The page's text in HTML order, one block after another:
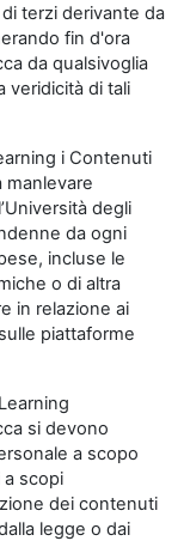
terzi derivante da
fin d'ora
da qualsivoglia
veridicità di tali
i Contenuti
manlevare
degli
da ogni
incluse le
o di altra
in relazione ai
piattaforme
si devono
a scopo
scopi
dei contenuti
legge o dai